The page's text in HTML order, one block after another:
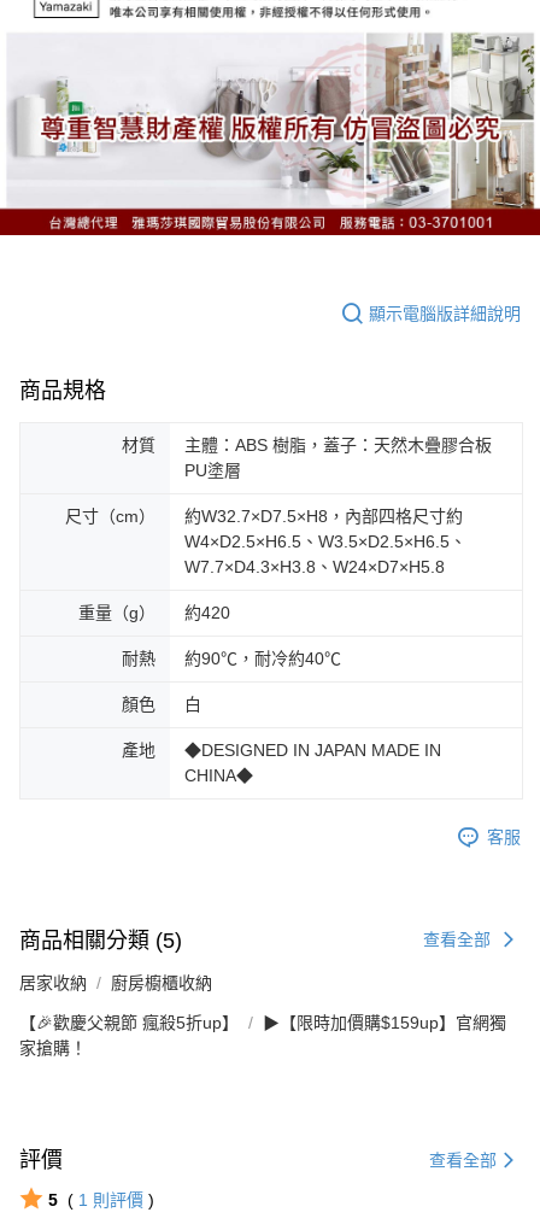
顯示電腦版詳細說明
商品規格
材質
主體：ABS 樹脂，蓋子：天然木疊膠合板
PU塗層
尺寸（cm）
約W32.7×D7.5×H8，內部四格尺寸約
W4×D2.5×H6.5、W3.5×D2.5×H6.5、
W7.7×D4.3×H3.8、W24×D7×H5.8
重量（g） 約420
耐熱 約90℃，耐冷約40℃
顏色 白
產地
◆DESIGNED IN JAPAN MADE IN
CHINA◆
客服
商品相關分類 (5) 查看全部
居家收納 廚房櫥櫃收納
【🎉歡慶父親節 瘋殺5折up】
▶【限時加價購$159up】官網獨
家搶購！
評價 查看全部
5 ( 1 則評價 )